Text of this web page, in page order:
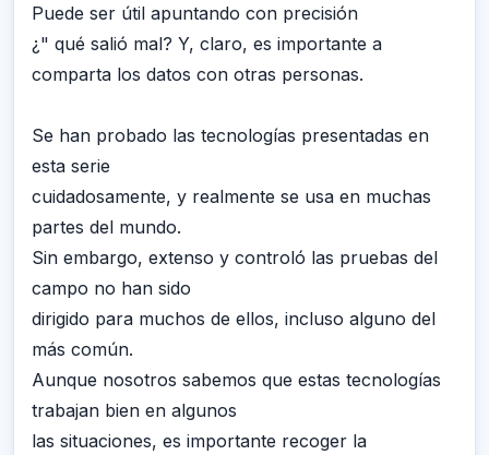
Puede ser útil apuntando con precisión
¿" qué salió mal? Y, claro, es importante a
comparta los datos con otras personas.
Se han probado las tecnologías presentadas en
esta serie
cuidadosamente, y realmente se usa en muchas
partes del mundo.
Sin embargo, extenso y controló las pruebas del
campo no han sido
dirigido para muchos de ellos, incluso alguno del
más común.
Aunque nosotros sabemos que estas tecnologías
trabajan bien en algunos
las situaciones, es importante recoger la